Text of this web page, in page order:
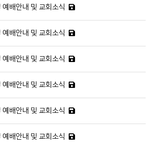
배안내 및 교회소식
배안내 및 교회소식
배안내 및 교회소식
배안내 및 교회소식
배안내 및 교회소식
배안내 및 교회소식